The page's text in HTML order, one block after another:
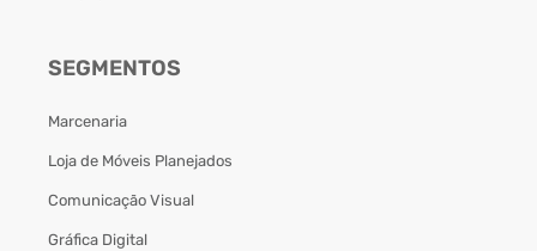
SEGMENTOS
Marcenaria
Loja de Móveis Planejados
Comunicação Visual
Gráfica Digital